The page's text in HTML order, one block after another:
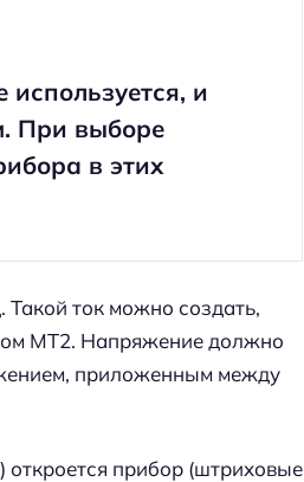
и
При выборе
в этих
ток можно создать,
МТ2. Напряжение должно
приложенным между
прибор (штриховые